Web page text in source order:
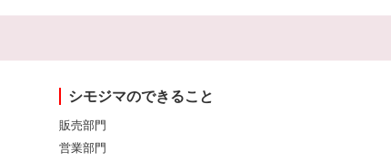
シモジマのできること
販売部門
営業部門